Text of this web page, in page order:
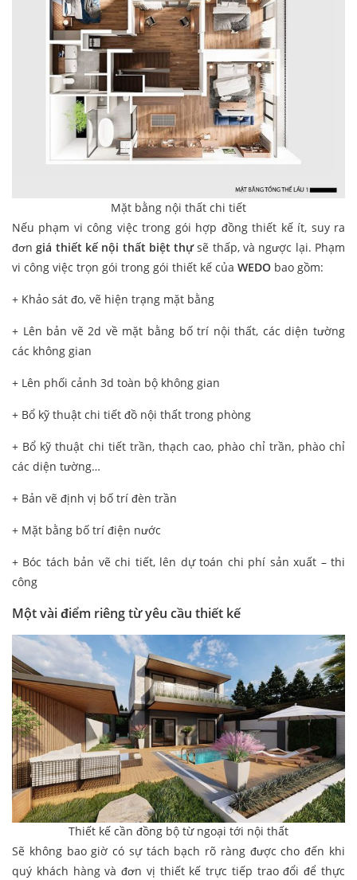
Mặt bằng nội thất chi tiết
Nếu phạm vi công việc trong gói hợp đồng thiết kế ít, suy ra
đơngiá thiết kế nội thất biệt thựsẽ thấp, và ngược lại. Phạm
vi công việc trọn gói trong gói thiết kế của WEDO bao gồm:
+ Khảo sát đo, vẽ hiện trạng mặt bằng
+ Lên bản vẽ 2d về mặt bằng bố trí nội thất, các diện tường
các không gian
+ Lên phối cảnh 3d toàn bộ không gian
+ Bổ kỹ thuật chi tiết đồ nội thất trong phòng
+ Bổ kỹ thuật chi tiết trần, thạch cao, phào chỉ trần, phào chỉ
các diện tường…
+ Bản vẽ định vị bố trí đèn trần
+ Mặt bằng bố trí điện nước
+ Bóc tách bản vẽ chi tiết, lên dự toán chi phí sản xuất – thi
công
Một vài điểm riêng từ yêu cầu thiết kế
Thiết kế cần đồng bộ từ ngoại tới nội thất
Sẽ không bao giờ có sự tách bạch rõ ràng được cho đến khi
quý khách hàng và đơn vị thiết kế trực tiếp trao đổi để thực